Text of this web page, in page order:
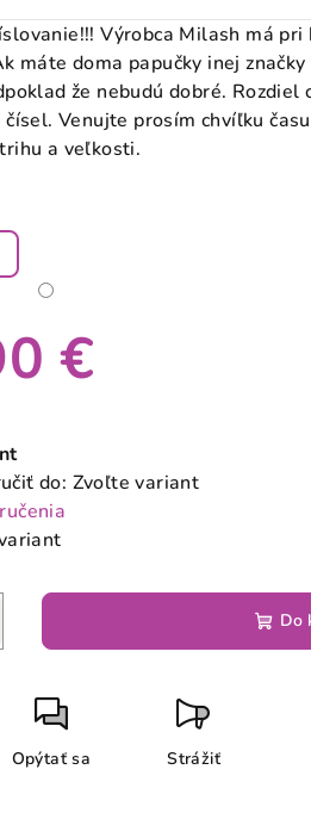
Výrobca Milash má
máte doma papučky inej
že nebudú dobré. Rozdiel
Venujte prosím chvíľku
a veľkosti.
€
do: Zvoľte variant
Do
Opýtať sa Strážiť